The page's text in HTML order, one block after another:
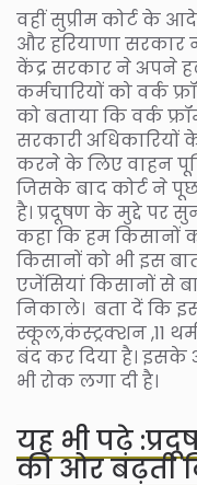
वहीं सुप्रीम कोर्ट के
और हरियाणा सरकार
केंद्र सरकार ने अपने
कर्मचारियों को वर्क
को बताया कि वर्क
सरकारी
करने के लिए वाहन
जिसके बाद कोर्ट ने
है। प्रदूषण के मुद्दे पर
कहा कि हम किसानों
किसानों को भी इस
एजेंसियां किसानों से
निकाले। बता दें कि
स्कूल,कंस्ट्रक्शन ,11
बंद कर दिया है। इसके
भी रोक लगा दी है।
यह भी पढ़े
की ओर बढ़ती